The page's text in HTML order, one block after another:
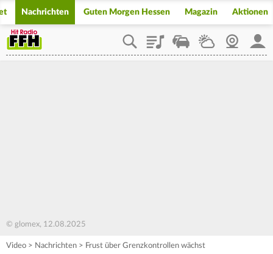
Nachrichten Guten Morgen Hessen Magazin Aktionen
PlaylistStaupilotWetterWebcam
© glomex, 12.08.2025
Video > Nachrichten > Frust über Grenzkontrollen wächst